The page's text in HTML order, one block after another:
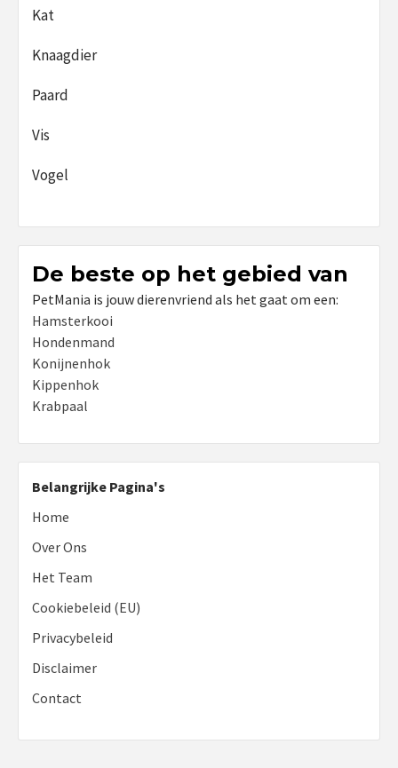
Kat
Knaagdier
Paard
Vis
Vogel
De beste op het gebied van
PetMania is jouw dierenvriend als het gaat om een:
Hamsterkooi
Hondenmand
Konijnenhok
Kippenhok
Krabpaal
Belangrijke Pagina's
Home
Over Ons
Het Team
Cookiebeleid (EU)
Privacybeleid
Disclaimer
Contact